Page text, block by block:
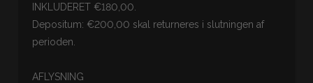
INKLUDERET €180,00.
Depositum: €200,00 skal returneres i slutningen af
perioden.
AFLYSNING